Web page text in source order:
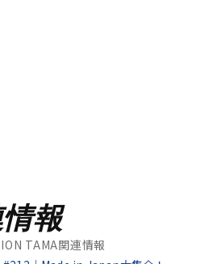
報
TAMA関連情報